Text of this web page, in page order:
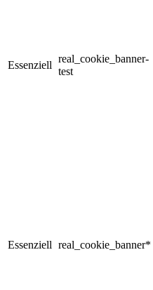
Essenziell
real_cookie_banner-
test
Essenziell real_cookie_banner*